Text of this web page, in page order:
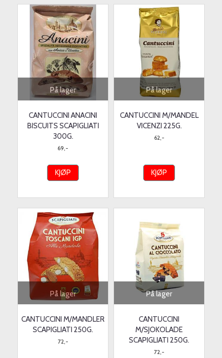
På lager
CANTUCCINI ANACINI
BISCUITS SCAPIGLIATI
300G.
69,-
KJØP
På lager
CANTUCCINI M/MANDEL
VICENZI 225G.
62,-
KJØP
På lager
CANTUCCINI M/MANDLER
SCAPIGLIATI 250G.
72,-
På lager
CANTUCCINI
M/SJOKOLADE
SCAPIGLIATI 250G.
72,-